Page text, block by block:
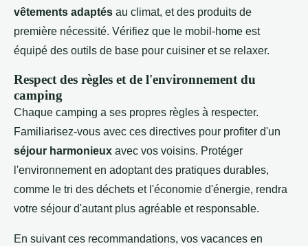
vêtements adaptés au climat, et des produits de
première nécessité. Vérifiez que le mobil-home est
équipé des outils de base pour cuisiner et se relaxer.
Respect des règles et de l'environnement du
camping
Chaque camping a ses propres règles à respecter.
Familiarisez-vous avec ces directives pour profiter d'un
séjour harmonieux avec vos voisins. Protéger
l'environnement en adoptant des pratiques durables,
comme le tri des déchets et l'économie d'énergie, rendra
votre séjour d'autant plus agréable et responsable.
En suivant ces recommandations, vos vacances en